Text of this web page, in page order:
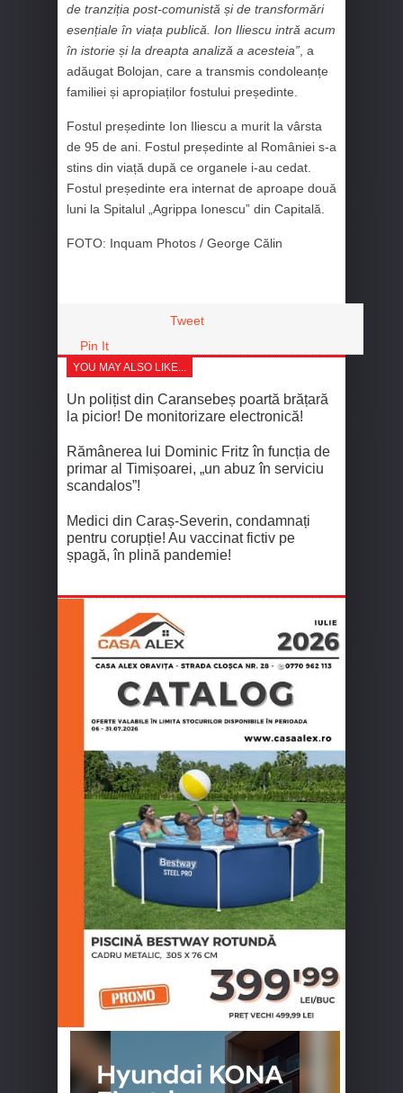
de tranziția post-comunistă și de transformări
esențiale în viața publică. Ion Iliescu intră acum
în istorie și la dreapta analiză a acesteia” , a
adăugat Bolojan, care a transmis condoleanțe
familiei și apropiaților fostului președinte.
Fostul președinte Ion Iliescu a murit la vârsta
de 95 de ani. Fostul președinte al României s-a
stins din viață după ce organele i-au cedat.
Fostul președinte era internat de aproape două
luni la Spitalul „Agrippa Ionescu” din Capitală.
FOTO: Inquam Photos / George Călin
Tweet
Pin It
YOU MAY ALSO LIKE...
Un polițist din Caransebeș poartă brățară
la picior! De monitorizare electronică!
Rămânerea lui Dominic Fritz în funcția de
primar al Timișoarei, „un abuz în serviciu
scandalos”!
Medici din Caraș-Severin, condamnați
pentru corupție! Au vaccinat fictiv pe
șpagă, în plină pandemie!